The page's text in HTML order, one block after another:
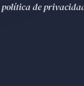
política de